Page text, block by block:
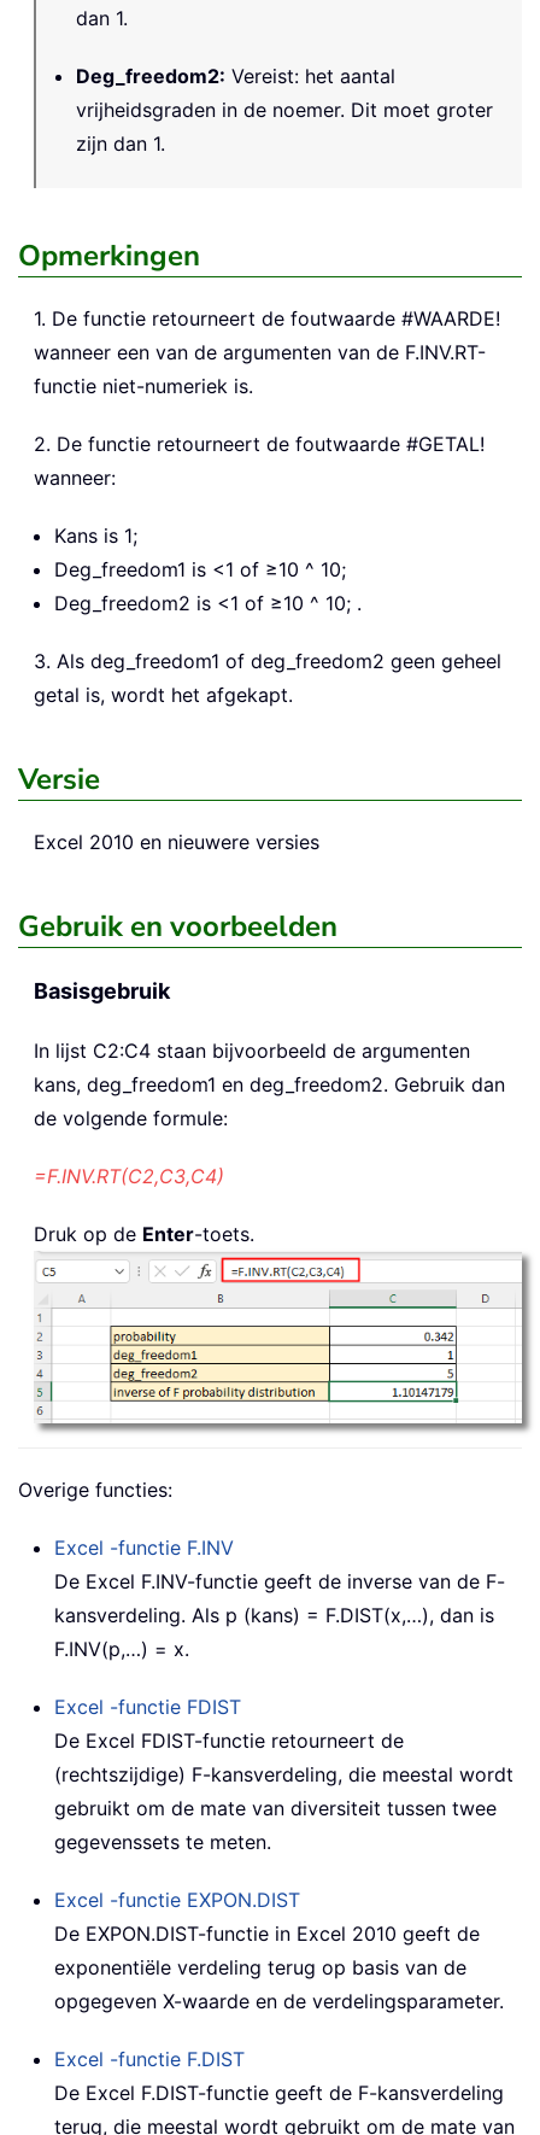
dan 1.
Deg_freedom2: Vereist: het aantal
vrijheidsgraden in de noemer. Dit moet groter
zijn dan 1.
Opmerkingen
1. De functie retourneert de foutwaarde #WAARDE!
wanneer een van de argumenten van de F.INV.RT-
functie niet-numeriek is.
2. De functie retourneert de foutwaarde #GETAL!
wanneer:
Kans is 1;
Deg_freedom1 is <1 of ≥10 ^ 10;
Deg_freedom2 is <1 of ≥10 ^ 10; .
3. Als deg_freedom1 of deg_freedom2 geen geheel
getal is, wordt het afgekapt.
Versie
Excel 2010 en nieuwere versies
Gebruik en voorbeelden
Basisgebruik
In lijst C2:C4 staan bijvoorbeeld de argumenten
kans, deg_freedom1 en deg_freedom2. Gebruik dan
de volgende formule:
=F.INV.RT(C2,C3,C4)
Druk op de Enter-toets.
Overige functies:
Excel -functie F.INV
De Excel F.INV-functie geeft de inverse van de F-
kansverdeling. Als p (kans) = F.DIST(x,…), dan is
F.INV(p,…) = x.
Excel -functie FDIST
De Excel FDIST-functie retourneert de
(rechtszijdige) F-kansverdeling, die meestal wordt
gebruikt om de mate van diversiteit tussen twee
gegevenssets te meten.
Excel -functie EXPON.DIST
De EXPON.DIST-functie in Excel 2010 geeft de
exponentiële verdeling terug op basis van de
opgegeven X-waarde en de verdelingsparameter.
Excel -functie F.DIST
De Excel F.DIST-functie geeft de F-kansverdeling
terug, die meestal wordt gebruikt om de mate van